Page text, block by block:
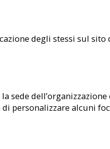
degli stessi sul sito
dell’organizzazione
personalizzare alcuni